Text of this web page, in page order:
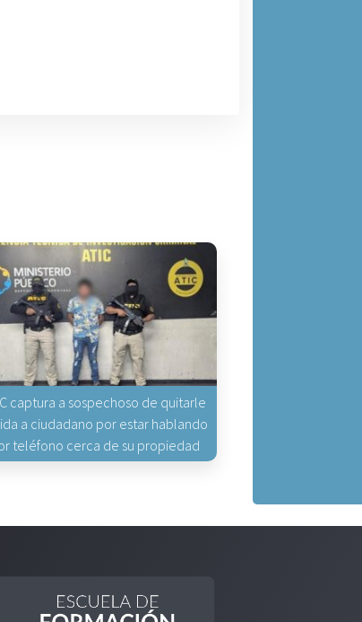
captura a sospechoso de quitarle
a ciudadano por estar hablando
teléfono cerca de su propiedad